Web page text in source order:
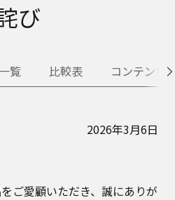
び
一覧 比較表 コンテンツ
2026年3月6日
ご愛顧いただき、誠にありが